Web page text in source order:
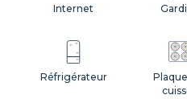
Internet
Réfrigérateur